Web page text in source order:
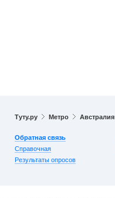
Туту.ру Метро Австралия
Обратная связь
Справочная
Результаты опросов